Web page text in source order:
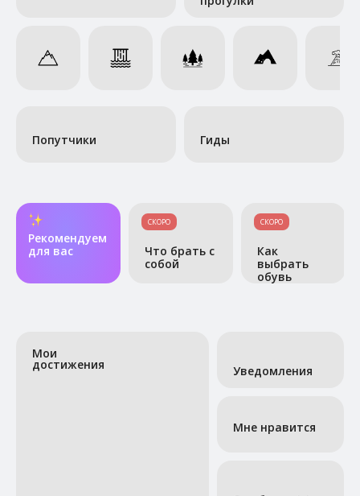
Попутчики Гиды
Рекомендуем
для вас
СКОРО
Что брать с
собой
СКОРО
Как
выбрать
обувь
Мои
достижения Уведомления
Мне нравится